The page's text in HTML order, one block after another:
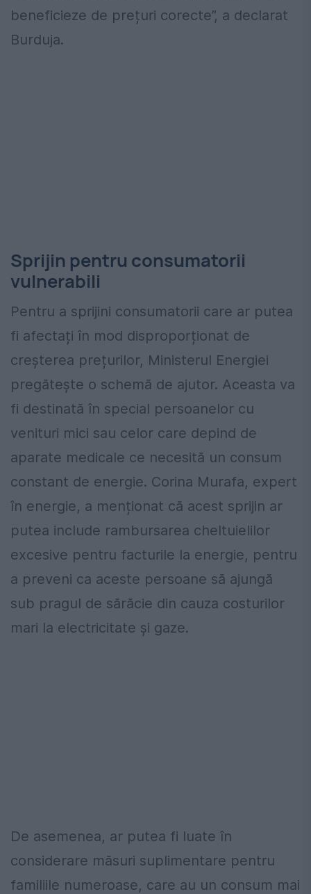
beneficieze de prețuri corecte”, a declarat
Burduja.
Sprijin pentru consumatorii
vulnerabili
Pentru a sprijini consumatorii care ar putea
fi afectați în mod disproporționat de
creșterea prețurilor, Ministerul Energiei
pregătește o schemă de ajutor. Aceasta va
fi destinată în special persoanelor cu
venituri mici sau celor care depind de
aparate medicale ce necesită un consum
constant de energie. Corina Murafa, expert
în energie, a menționat că acest sprijin ar
putea include rambursarea cheltuielilor
excesive pentru facturile la energie, pentru
a preveni ca aceste persoane să ajungă
sub pragul de sărăcie din cauza costurilor
mari la electricitate și gaze.
De asemenea, ar putea fi luate în
considerare măsuri suplimentare pentru
familiile numeroase, care au un consum mai